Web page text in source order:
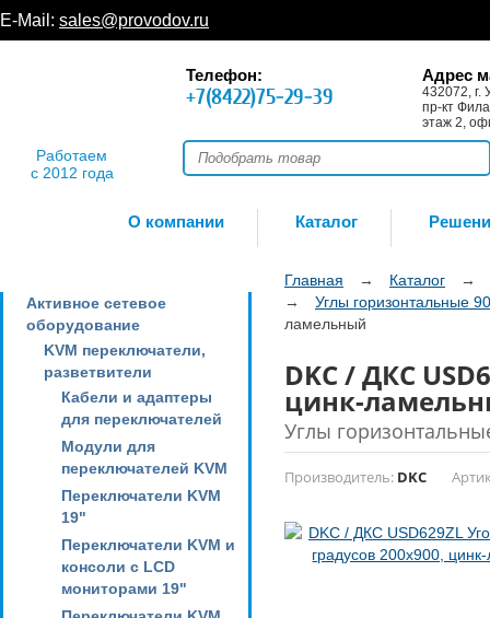
E-Mail: sales@provodov.ru
Работаем
с 2012 года
Телефон:
+7(8422)75-29-39
Адрес
432072, г.
пр-кт
этаж 2,
О компании Каталог
Активное сетевое
оборудование
KVM переключатели,
разветвители
Кабели и адаптеры
для переключателей
Модули для
переключателей KVM
Переключатели KVM
19"
Переключатели KVM и
консоли с LCD
мониторами 19"
Главная → Каталог
→
→
Углы горизонтальные
ламельный
DKC / ДКС
цинк-
Углы
Производитель: DKC